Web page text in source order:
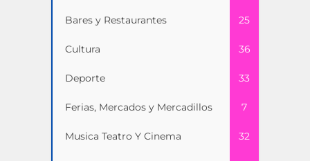
Bares y Restaurantes 25
Cultura 36
Deporte 33
Ferias, Mercados y Mercadillos 7
Musica Teatro Y Cinema 32